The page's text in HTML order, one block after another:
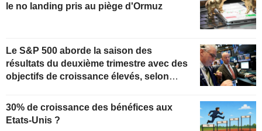
le no landing pris au piège d'Ormuz
Le S&P 500 aborde la saison des
résultats du deuxième trimestre avec des
objectifs de croissance élevés, selon
30% de croissance des bénéfices aux
Etats-Unis ?